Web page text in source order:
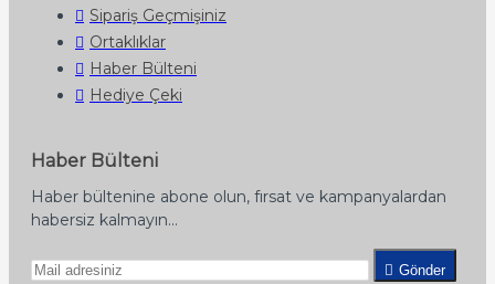
Sipariş Geçmişiniz
Ortaklıklar
Haber Bülteni
Hediye Çeki
Haber Bülteni
Haber bültenine abone olun, fırsat ve kampanyalardan
habersiz kalmayın...
Gönder